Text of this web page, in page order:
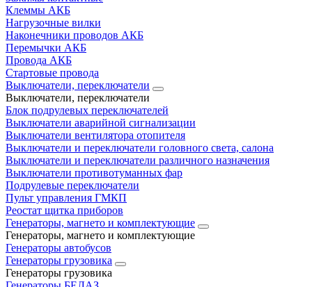
Клеммы АКБ
Нагрузочные вилки
Наконечники проводов АКБ
Перемычки АКБ
Провода АКБ
Стартовые провода
Выключатели, переключатели
Выключатели, переключатели
Блок подрулевых переключателей
Выключатели аварийной сигнализации
Выключатели вентилятора отопителя
Выключатели и переключатели головного света, салона
Выключатели и переключатели различного назначения
Выключатели противотуманных фар
Подрулевые переключатели
Пульт управления ГМКП
Реостат щитка приборов
Генераторы, магнето и комплектующие
Генераторы, магнето и комплектующие
Генераторы автобусов
Генераторы грузовика
Генераторы грузовика